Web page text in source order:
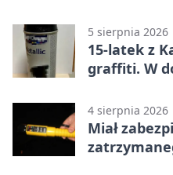
5 sierpnia 2026
15-latek z
graffiti. W
4 sierpnia 2026
Miał